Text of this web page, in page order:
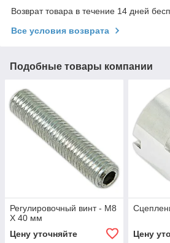
Возврат товара в течение 14 дней
Все условия возврата
Подобные товары компании
Регулировочный винт - M8
X 40 мм
Цену уточняйте
Цену